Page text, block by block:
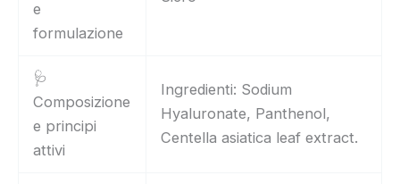
e
formulazione
🩺
Composizione
e principi
attivi
Ingredienti: Sodium
Hyaluronate, Panthenol,
Centella asiatica leaf extract.